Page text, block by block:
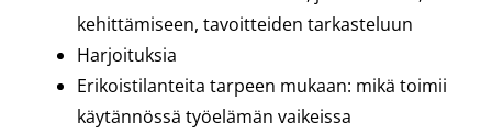
kehittämiseen, tavoitteiden tarkasteluun
Harjoituksia
Erikoistilanteita tarpeen mukaan: mikä toimii
käytännössä työelämän vaikeissa